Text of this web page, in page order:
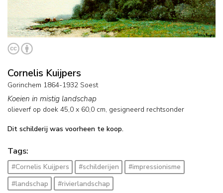
Cornelis Kuijpers
Gorinchem 1864-1932 Soest
Koeien in mistig landschap
olieverf op doek 45,0 x 60,0 cm, gesigneerd rechtsonder
Dit schilderij was voorheen te koop.
Tags:
#Cornelis Kuijpers #schilderijen
#impressionisme
#landschap
#rivierlandschap